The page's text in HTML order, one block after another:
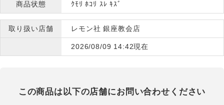
商品状態 ｸﾓﾘ ﾎｺﾘ ｽﾚ ｷｽﾞ
取り扱い店舗 レモン社 銀座教会店
2026/08/09 14:42現在
この商品は以下の店舗にお問い合わせください